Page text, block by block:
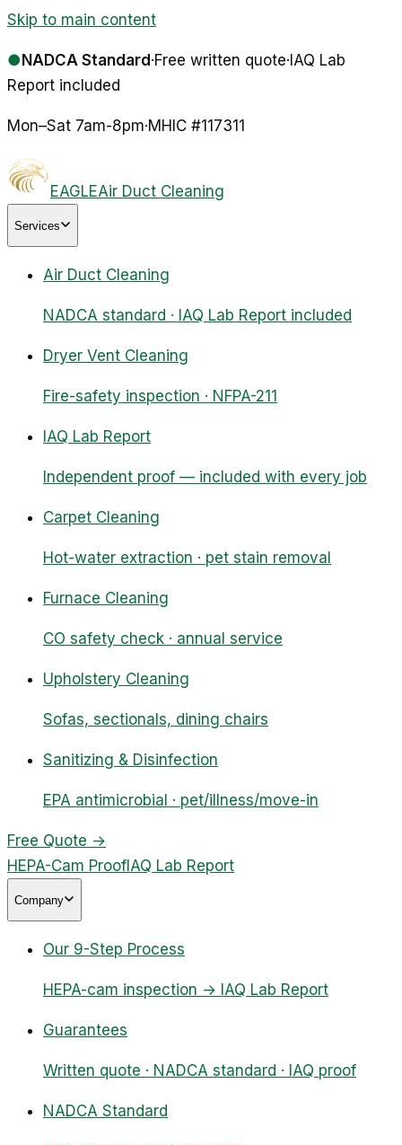
Skip to main content
● NADCA Standard ·Free written quote· IAQ Lab
Report included
Mon–Sat 7am-8pm·MHIC #117311
EAGLEAir Duct Cleaning
Services
Air Duct Cleaning
NADCA standard · IAQ Lab Report included
Dryer Vent Cleaning
Fire-safety inspection · NFPA-211
IAQ Lab Report
Independent proof — included with every job
Carpet Cleaning
Hot-water extraction · pet stain removal
Furnace Cleaning
CO safety check · annual service
Upholstery Cleaning
Sofas, sectionals, dining chairs
Sanitizing & Disinfection
EPA antimicrobial · pet/illness/move-in
Free Quote →
HEPA-Cam Proof IAQ Lab Report
Company
Our 9-Step Process
HEPA-cam inspection → IAQ Lab Report
Guarantees
Written quote · NADCA standard · IAQ proof
NADCA Standard